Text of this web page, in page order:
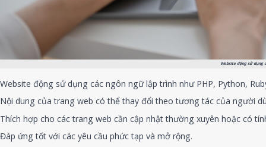
Website động sử dụng
Website động sử dụng các ngôn ngữ lập trình như PHP, Python,
Nội dung của trang web có thể thay đổi theo tương tác của người
Thích hợp cho các trang web cần cập nhật thường xuyên hoặc có
Đáp ứng tốt với các yêu cầu phức tạp và mở rộng.